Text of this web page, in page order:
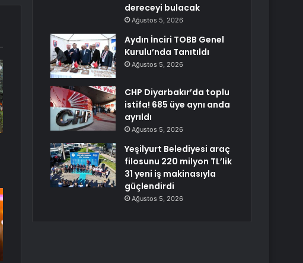
dereceyi bulacak
Ağustos 5, 2026
Aydın İnciri TOBB Genel
Kurulu’nda Tanıtıldı
Ağustos 5, 2026
CHP Diyarbakır’da toplu
istifa! 685 üye aynı anda
ayrıldı
Ağustos 5, 2026
Yeşilyurt Belediyesi araç
filosunu 220 milyon TL’lik
31 yeni iş makinasıyla
güçlendirdi
Ağustos 5, 2026